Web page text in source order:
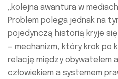
„kolejna awantura w
Problem polega jednak na
pojedynczą historią kryje
— mechanizm, który krok po
relację między obywatelem
człowiekiem a systemem